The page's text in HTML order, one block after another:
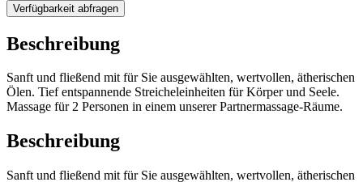
Verfügbarkeit abfragen
Beschreibung
Sanft und fließend mit für Sie ausgewählten, wertvollen, ätherischen
Ölen. Tief entspannende Streicheleinheiten für Körper und Seele.
Massage für 2 Personen in einem unserer Partnermassage-Räume.
Beschreibung
Sanft und fließend mit für Sie ausgewählten, wertvollen, ätherischen